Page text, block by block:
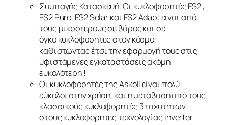
Συμπαγής Κατασκευή. Οι κυκλοφορητές ES2 ,
ES2 Pure, ES2 Solar και ES2 Adapt είναι από
τους μικρότερους σε βάρος και σε
όγκο κυκλοφορητές στον κόσμο,
καθιστώντας έτσι την εφαρμογή τους στις
υφιστάμενες εγκαταστάσεις ακόμη
ευκολότερη !
Οι κυκλοφορητές της Askoll είναι πολύ
εύκολοι στην χρήση, και η μετάβαση από τους
κλασσικούς κυκλοφορητές 3 ταχυτήτων
στους κυκλοφορητές τεχνολογίας inverter